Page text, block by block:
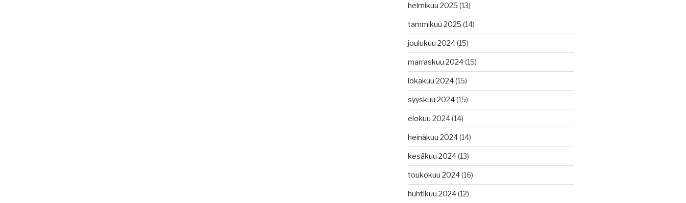
helmikuu 2025 (13)
tammikuu 2025 (14)
joulukuu 2024(15)
marraskuu 2024(15)
lokakuu 2024(15)
syyskuu 2024(15)
elokuu 2024(14)
heinäkuu 2024(14)
kesäkuu 2024(13)
toukokuu 2024(16)
huhtikuu 2024(12)